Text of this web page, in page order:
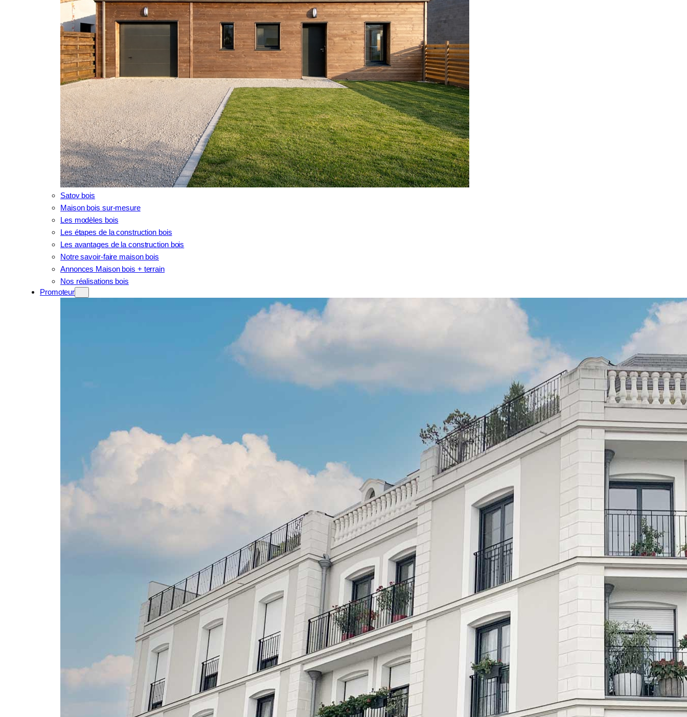
Satov bois
Maison bois sur-mesure
Les modèles bois
Les étapes de la construction bois
Les avantages de la construction bois
Notre savoir-faire maison bois
Annonces Maison bois + terrain
Nos réalisations bois
Promoteur